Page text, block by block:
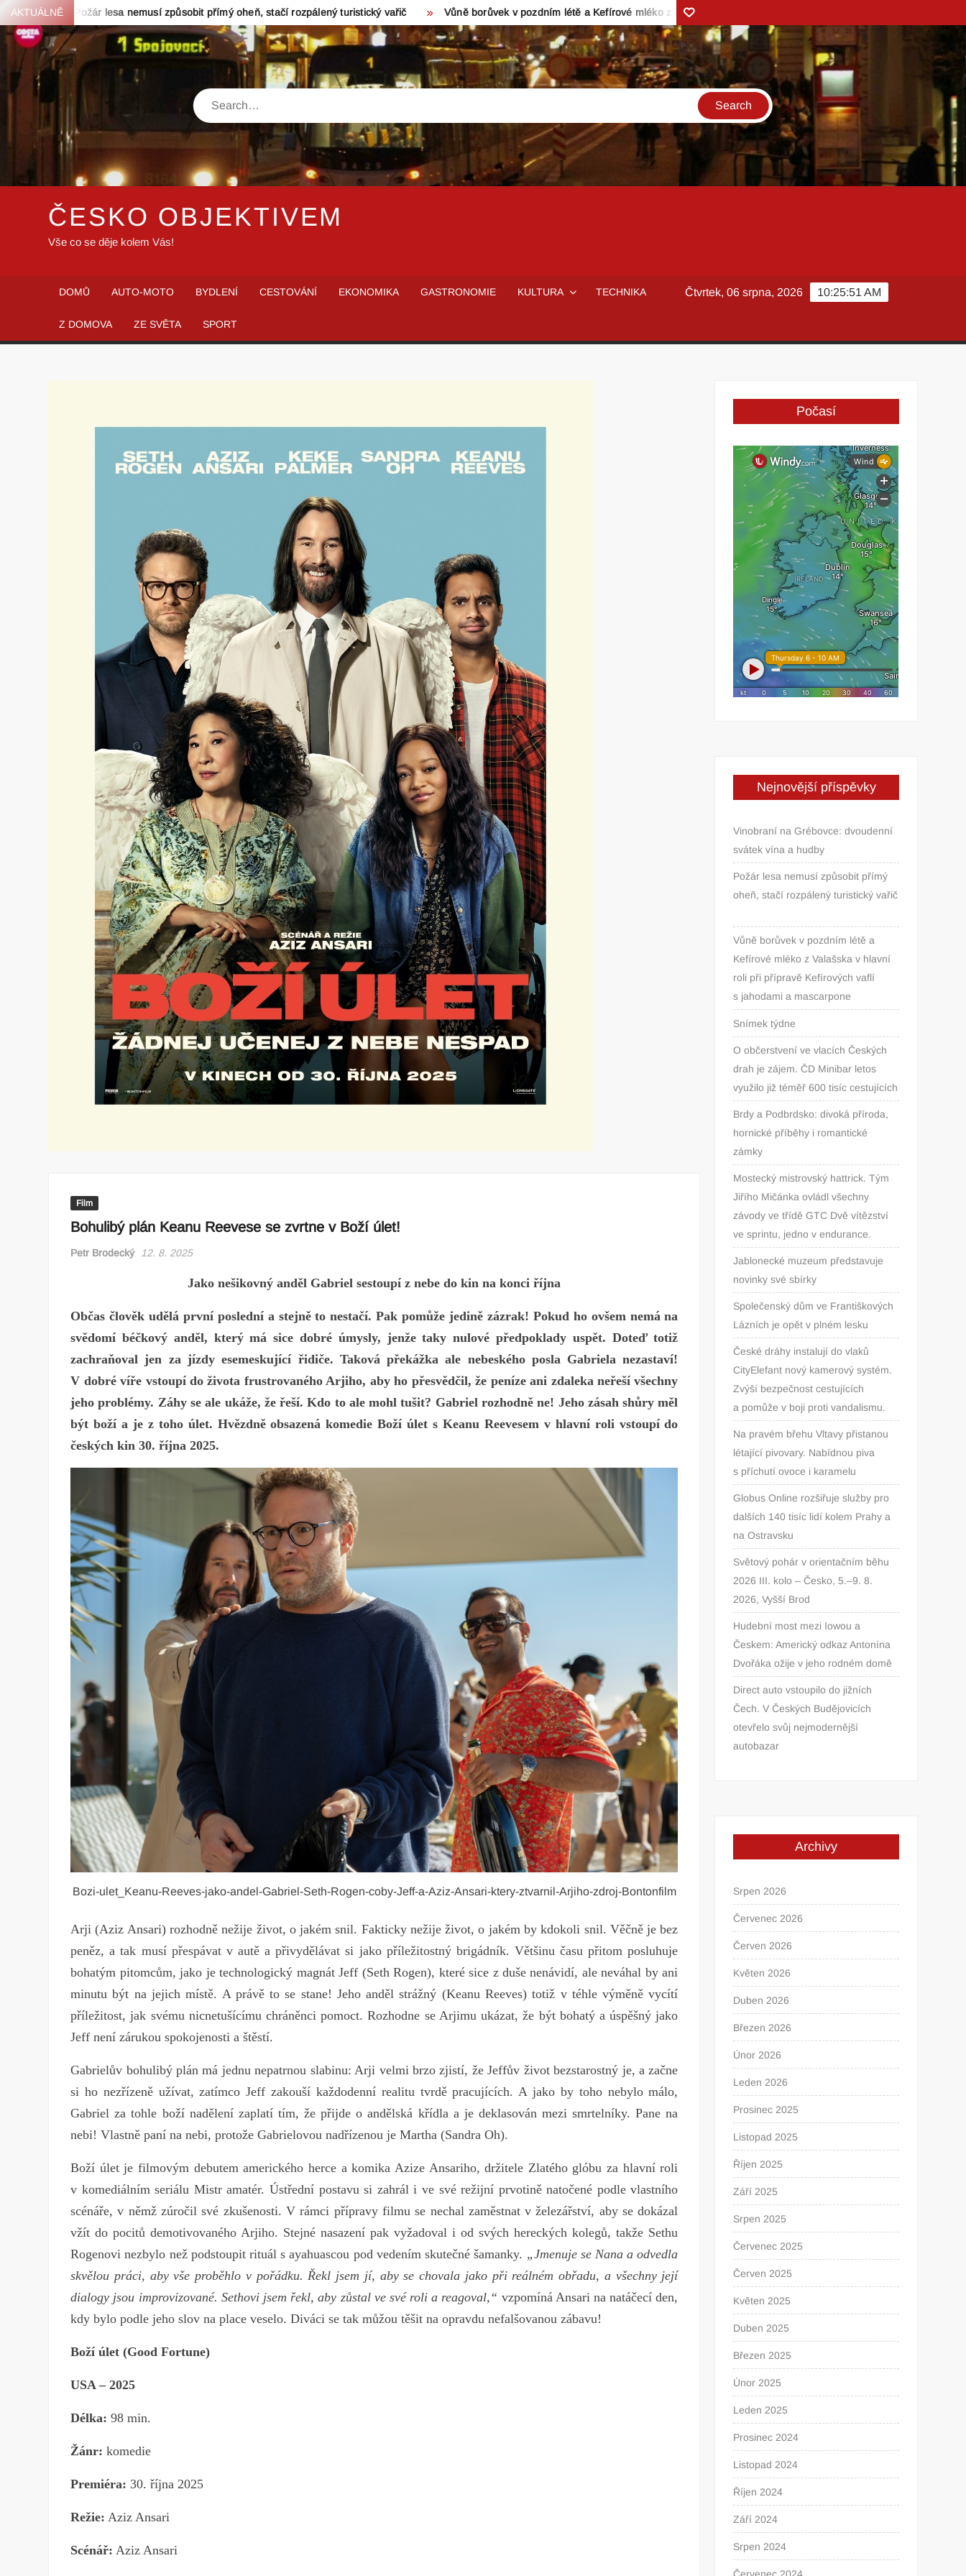
Skip
to
content
AKTUÁLNĚ
Požár lesa nemusí způsobit přímý oheň, stačí rozpálený turistický vařič Vůně borůvek v pozdním létě a Kefírové mléko z Valašska v hlavní roli při přípravě Kefírových vaflí s jahodami a
Zonerama
Search
ČESKO OBJEKTIVEM
Vše co se děje kolem Vás!
DOMŮ AUTO-MOTO BYDLENÍ CESTOVÁNÍ EKONOMIKA GASTRONOMIE KULTURA TECHNIKA
Z DOMOVA ZE SVĚTA SPORT
10:25:53 AM
Čtvrtek, 06 srpna, 2026
Film
Bohulibý plán Keanu Reevese se zvrtne v Boží úlet!
Petr Brodecký 12. 8. 2025
Jako nešikovný anděl Gabriel sestoupí z nebe do kin na konci října
Občas člověk udělá první poslední a stejně to nestačí. Pak pomůže jedině zázrak! Pokud ho ovšem nemá na
svědomí béčkový anděl, který má sice dobré úmysly, jenže taky nulové předpoklady uspět. Doteď totiž
zachraňoval jen za jízdy esemeskující řidiče. Taková překážka ale nebeského posla Gabriela nezastaví!
V dobré víře vstoupí do života frustrovaného Arjiho, aby ho přesvědčil, že peníze ani zdaleka neřeší všechny
jeho problémy. Záhy se ale ukáže, že řeší. Kdo to ale mohl tušit? Gabriel rozhodně ne! Jeho zásah shůry měl
být boží a je z toho úlet. Hvězdně obsazená komedie Boží úlet s Keanu Reevesem v hlavní roli vstoupí do
českých kin 30. října 2025.
Bozi-ulet_Keanu-Reeves-jako-andel-Gabriel-Seth-Rogen-coby-Jeff-a-Aziz-Ansari-ktery-ztvarnil-Arjiho-zdroj-Bontonfilm
Arji (Aziz Ansari) rozhodně nežije život, o jakém snil. Fakticky nežije život, o jakém by kdokoli snil. Věčně je bez
peněz, a tak musí přespávat v autě a přivydělávat si jako příležitostný brigádník. Většinu času přitom posluhuje
bohatým pitomcům, jako je technologický magnát Jeff (Seth Rogen), které sice z duše nenávidí, ale neváhal by ani
minutu být na jejich místě. A právě to se stane! Jeho anděl strážný (Keanu Reeves) totiž v téhle výměně vycítí
příležitost, jak svému nicnetušícímu chráněnci pomoct. Rozhodne se Arjimu ukázat, že být bohatý a úspěšný jako
Jeff není zárukou spokojenosti a štěstí.
Gabrielův bohulibý plán má jednu nepatrnou slabinu: Arji velmi brzo zjistí, že Jeffův život bezstarostný je, a začne
si ho nezřízeně užívat, zatímco Jeff zakouší každodenní realitu tvrdě pracujících. A jako by toho nebylo málo,
Gabriel za tohle boží nadělení zaplatí tím, že přijde o andělská křídla a je deklasován mezi smrtelníky. Pane na
nebi! Vlastně paní na nebi, protože Gabrielovou nadřízenou je Martha (Sandra Oh).
Boží úlet je filmovým debutem amerického herce a komika Azize Ansariho, držitele Zlatého glóbu za hlavní roli
v komediálním seriálu Mistr amatér. Ústřední postavu si zahrál i ve své režijní prvotině natočené podle vlastního
scénáře, v němž zúročil své zkušenosti. V rámci přípravy filmu se nechal zaměstnat v železářství, aby se dokázal
vžít do pocitů demotivovaného Arjiho. Stejné nasazení pak vyžadoval i od svých hereckých kolegů, takže Sethu
Rogenovi nezbylo než podstoupit rituál s ayahuascou pod vedením skutečné šamanky. „Jmenuje se Nana a odvedla
skvělou práci, aby vše proběhlo v pořádku. Řekl jsem jí, aby se chovala jako při reálném obřadu, a všechny její
dialogy jsou improvizované. Sethovi jsem řekl, aby zůstal ve své roli a reagoval,“ vzpomíná Ansari na natáčecí den,
kdy bylo podle jeho slov na place veselo. Diváci se tak můžou těšit na opravdu nefalšovanou zábavu!
Boží úlet (Good Fortune)
USA – 2025
Délka:98 min.
Žánr: komedie
Premiéra: 30. října 2025
Režie: Aziz Ansari
Scénář: Aziz Ansari
Počasí
Nejnovější příspěvky
Vinobraní na Grébovce: dvoudenní
svátek vína a hudby
Požár lesa nemusí způsobit přímý
oheň, stačí rozpálený turistický vařič
Vůně borůvek v pozdním létě a
Kefírové mléko z Valašska v hlavní
roli při přípravě Kefírových vaflí
s jahodami a mascarpone
Snímek týdne
O občerstvení ve vlacích Českých
drah je zájem. ČD Minibar letos
využilo již téměř 600 tisíc cestujících
Brdy a Podbrdsko: divoká příroda,
hornické příběhy i romantické
zámky
Mostecký mistrovský hattrick. Tým
Jiřího Mičánka ovládl všechny
závody ve třídě GTC Dvě vítězství
ve sprintu, jedno v endurance.
Jablonecké muzeum představuje
novinky své sbírky
Společenský dům ve Františkových
Lázních je opět v plném lesku
České dráhy instalují do vlaků
CityElefant nový kamerový systém.
Zvýší bezpečnost cestujících
a pomůže v boji proti vandalismu.
Na pravém břehu Vltavy přistanou
létající pivovary. Nabídnou piva
s příchutí ovoce i karamelu
Globus Online rozšiřuje služby pro
dalších 140 tisíc lidí kolem Prahy a
na Ostravsku
Světový pohár v orientačním běhu
2026 III. kolo – Česko, 5.–9. 8.
2026, Vyšší Brod
Hudební most mezi Iowou a
Českem: Americký odkaz Antonína
Dvořáka ožije v jeho rodném domě
Direct auto vstoupilo do jižních
Čech. V Českých Budějovicích
otevřelo svůj nejmodernější
autobazar
Archivy
Srpen 2026
Červenec 2026
Červen 2026
Květen 2026
Duben 2026
Březen 2026
Únor 2026
Leden 2026
Prosinec 2025
Listopad 2025
Říjen 2025
Září 2025
Srpen 2025
Červenec 2025
Červen 2025
Květen 2025
Duben 2025
Březen 2025
Únor 2025
Leden 2025
Prosinec 2024
Listopad 2024
Říjen 2024
Září 2024
Srpen 2024